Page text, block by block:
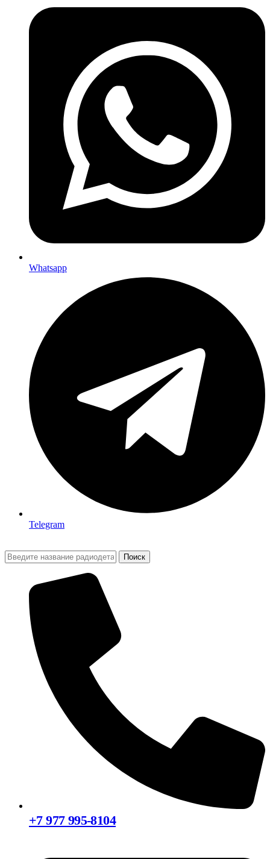
Whatsapp
Telegram
Поиск
+7 977 995-8104